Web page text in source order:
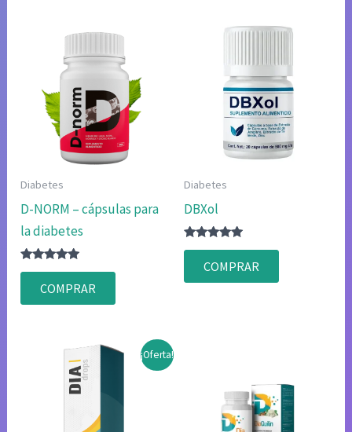
Diabetes
D-NORM – cápsulas para
la diabetes
Valorado
4.80
de 5
COMPRAR
Diabetes
DBXol
Valorado
4.80
de 5
COMPRAR
¡Oferta!